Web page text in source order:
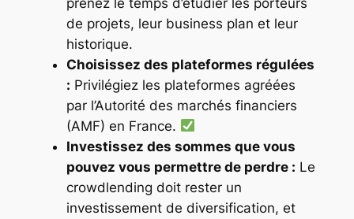
de projets, leur business plan et leur
historique.
Choisissez des plateformes régulées
: Privilégiez les plateformes agréées
par l’Autorité des marchés financiers
(AMF) en France.
Investissez des sommes que vous
pouvez vous permettre de perdre : Le
crowdlending doit rester un
investissement de diversification, et